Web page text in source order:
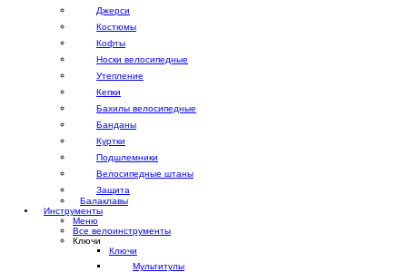
Джерси
Костюмы
Кофты
Носки велосипедные
Утепление
Кепки
Бахилы велосипедные
Банданы
Куртки
Подшлемники
Велосипедные штаны
Защита
Балаклавы
Инструменты
Меню
Все велоинструменты
Ключи
Ключи
Мультитулы